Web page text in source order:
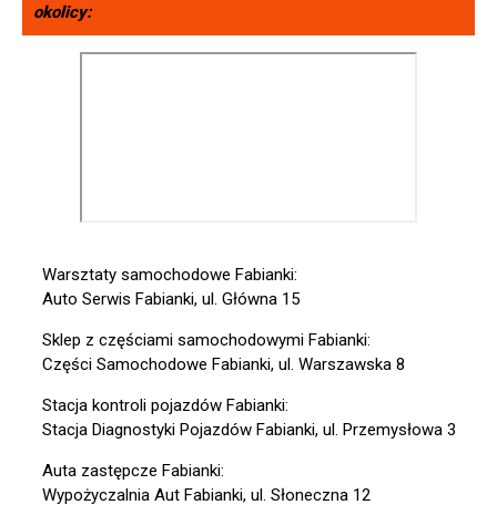
okolicy:
Warsztaty samochodowe Fabianki:
Auto Serwis Fabianki, ul. Główna 15
Sklep z częściami samochodowymi Fabianki:
Części Samochodowe Fabianki, ul. Warszawska 8
Stacja kontroli pojazdów Fabianki:
Stacja Diagnostyki Pojazdów Fabianki, ul. Przemysłowa 3
Auta zastępcze Fabianki:
Wypożyczalnia Aut Fabianki, ul. Słoneczna 12